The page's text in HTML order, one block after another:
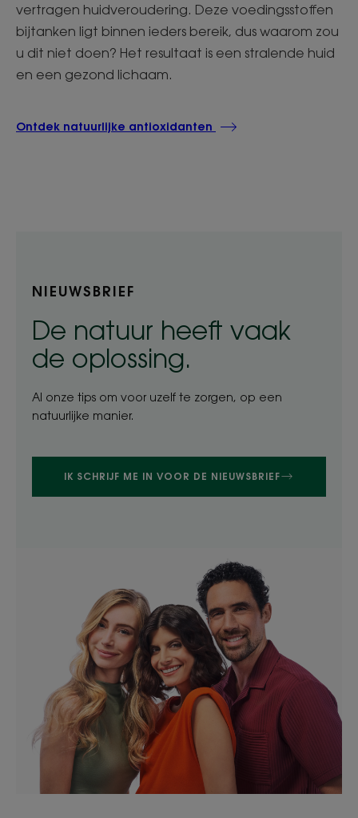
vertragen huidveroudering. Deze voedingsstoffen
bijtanken ligt binnen ieders bereik, dus waarom zou
u dit niet doen? Het resultaat is een stralende huid
en een gezond lichaam.
Ontdek natuurlijke antioxidanten
NIEUWSBRIEF
De natuur heeft vaak
de oplossing.
Al onze tips om voor uzelf te zorgen, op een
natuurlijke manier.
IK SCHRIJF ME IN VOOR DE NIEUWSBRIEF